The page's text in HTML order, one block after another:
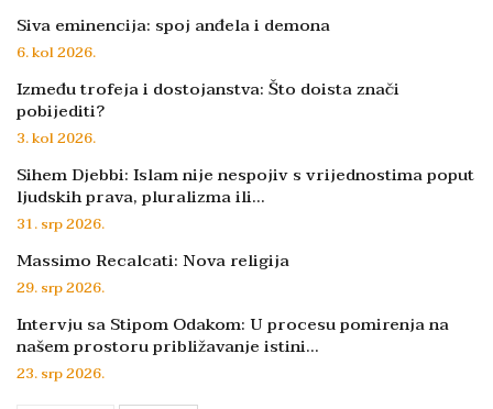
Siva eminencija: spoj anđela i demona
6. kol 2026.
Između trofeja i dostojanstva: Što doista znači
pobijediti?
3. kol 2026.
Sihem Djebbi: Islam nije nespojiv s vrijednostima poput
ljudskih prava, pluralizma ili…
31. srp 2026.
Massimo Recalcati: Nova religija
29. srp 2026.
Intervju sa Stipom Odakom: U procesu pomirenja na
našem prostoru približavanje istini…
23. srp 2026.